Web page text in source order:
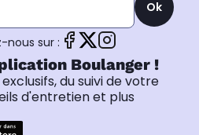
Ok
nous sur :
Boulanger !
du suivi de votre
d'entretien et plus